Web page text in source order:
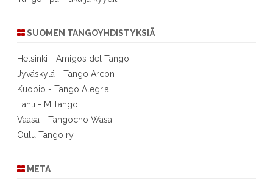
SUOMEN TANGOYHDISTYKSIÄ
Helsinki - Amigos del Tango
Jyväskylä - Tango Arcon
Kuopio - Tango Alegria
Lahti - MiTango
Vaasa - Tangocho Wasa
Oulu Tango ry
META